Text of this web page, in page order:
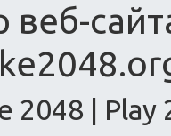
веб-
2048 | Play